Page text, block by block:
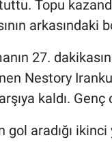
Topu
arkasındaki
27.
Nestory
kaldı.
gol aradığı